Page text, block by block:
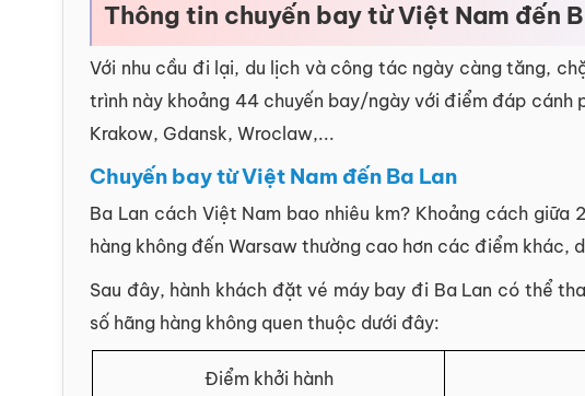
Thông tin chuyến bay từ Việt Nam đến
Với nhu cầu đi lại, du lịch và công tác ngày càng tăng,
trình này khoảng 44 chuyến bay/ngày với điểm đáp cánh
Krakow, Gdansk, Wroclaw,...
Chuyến bay từ Việt Nam đến Ba Lan
Ba Lan cách Việt Nam bao nhiêu km? Khoảng cách giữa
hàng không đến Warsaw thường cao hơn các điểm khác,
Sau đây, hành khách đặt vé máy bay đi Ba Lan có thể
số hãng hàng không quen thuộc dưới đây:
Điểm khởi hành